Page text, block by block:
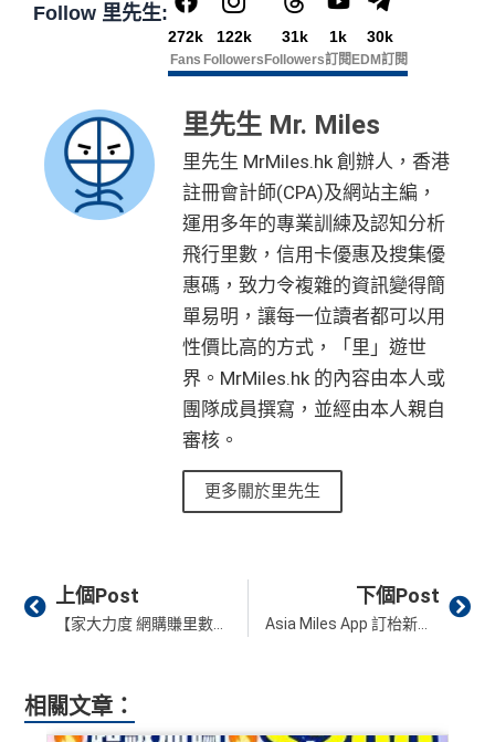
Follow 里先生:
272k
Fans
122k
Followers
31k
Followers
1k
訂閱
30k
EDM訂閱
里先生 Mr. Miles
里先生 MrMiles.hk 創辦人，香港
註冊會計師(CPA)及網站主編，
運用多年的專業訓練及認知分析
飛行里數，信用卡優惠及搜集優
惠碼，致力令複雜的資訊變得簡
單易明，讓每一位讀者都可以用
性價比高的方式，「里」遊世
界。MrMiles.hk 的內容由本人或
團隊成員撰寫，並經由本人親自
審核。
更多關於里先生
Prev
上個Post 下個Post
Asia Miles App 訂枱新功能 搵餐廳 book枱 掃QR code 食飯賺里數一App搞掂！
相關文章：